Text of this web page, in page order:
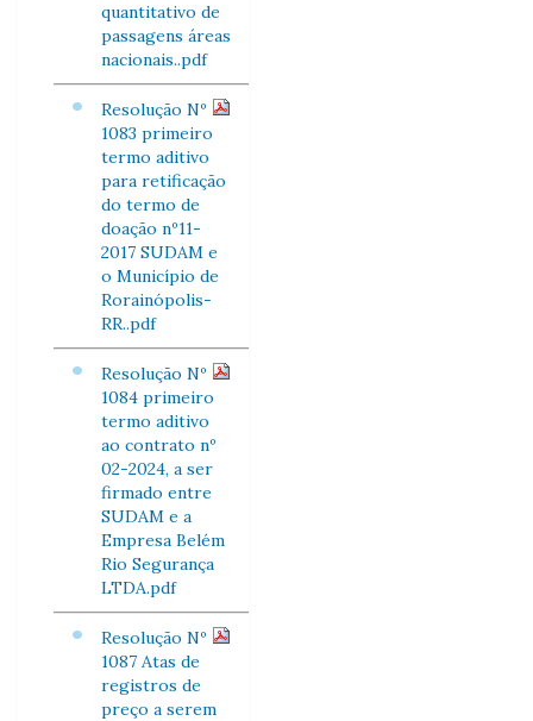
quantitativo de
passagens áreas
nacionais..pdf
Resolução Nº
1083 primeiro
termo aditivo
para retificação
do termo de
doação nº11-
2017 SUDAM e
o Município de
Rorainópolis-
RR..pdf
Resolução Nº
1084 primeiro
termo aditivo
ao contrato nº
02-2024, a ser
firmado entre
SUDAM e a
Empresa Belém
Rio Segurança
LTDA.pdf
Resolução Nº
1087 Atas de
registros de
preço a serem